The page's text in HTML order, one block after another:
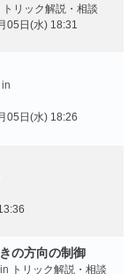
トリック解説・相談
05日(水) 18:31
05日(水) 18:26
の方向の制御
トリック解説・相談